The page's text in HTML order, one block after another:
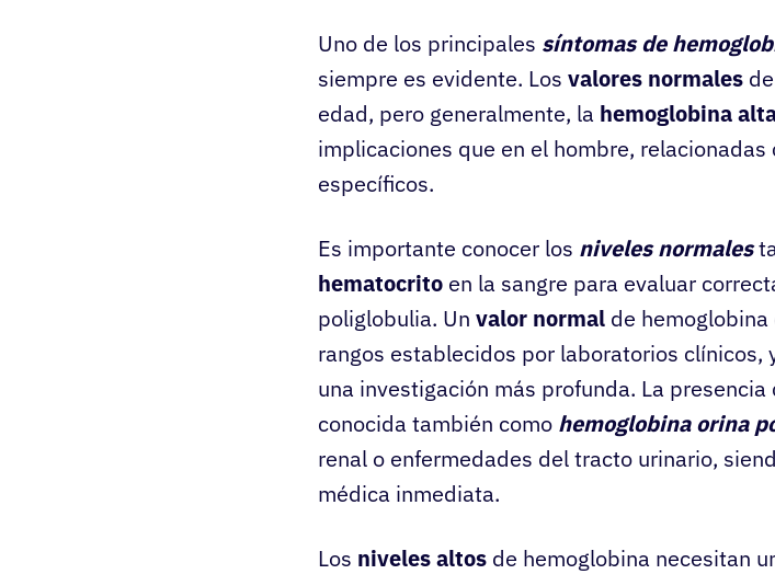
Uno de los principales síntomas de
siempre es evidente. Los valores normales
edad, pero generalmente, la hemoglobina
implicaciones que en el hombre,
específicos.
Es importante conocer los niveles normales
hematocrito en la sangre para evaluar
poliglobulia. Un valor normal de
rangos establecidos por laboratorios
una investigación más profunda. La presencia
conocida también como hemoglobina orina
renal o enfermedades del tracto urinario,
médica inmediata.
Los niveles altos de hemoglobina necesitan